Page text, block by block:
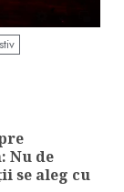
Nu de
se aleg cu